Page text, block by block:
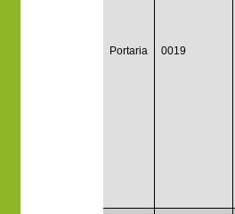
Portaria 0019